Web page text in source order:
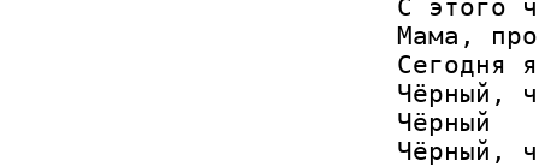
С этого
Мама,
Сегодня
Чёрный,
Чёрный
Чёрный,